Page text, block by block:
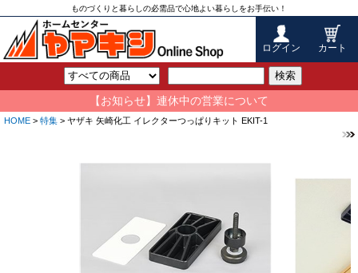
ものづくりと暮らしの必需品で心地よい暮らしをお手伝い！
ログイン カート
検索
【お知らせ】連休中の営業について
HOME > 特集 > ヤザキ 矢崎化工 イレクターつっぱりキット EKIT-1